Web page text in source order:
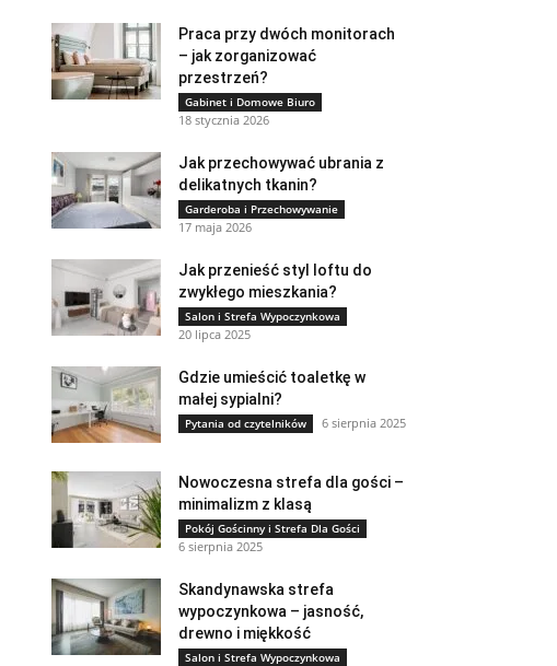
Praca przy dwóch monitorach
– jak zorganizować
przestrzeń?
Gabinet i Domowe Biuro
18 stycznia 2026
Jak przechowywać ubrania z
delikatnych tkanin?
Garderoba i Przechowywanie
17 maja 2026
Jak przenieść styl loftu do
zwykłego mieszkania?
Salon i Strefa Wypoczynkowa
20 lipca 2025
Gdzie umieścić toaletkę w
małej sypialni?
Pytania od czytelników 6 sierpnia 2025
Nowoczesna strefa dla gości –
minimalizm z klasą
Pokój Gościnny i Strefa Dla Gości
6 sierpnia 2025
Skandynawska strefa
wypoczynkowa – jasność,
drewno i miękkość
Salon i Strefa Wypoczynkowa